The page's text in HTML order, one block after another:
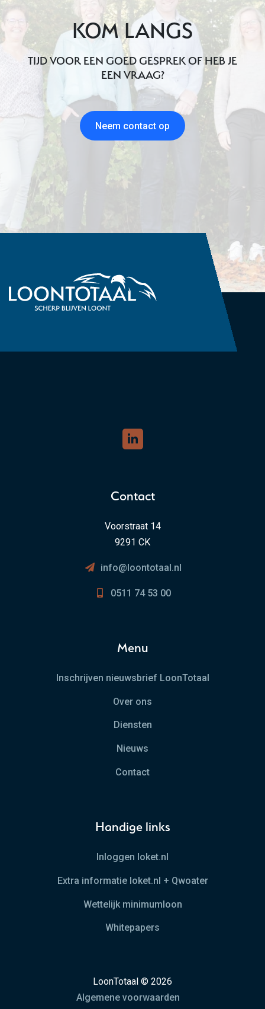
KOM LANGS
TIJD VOOR EEN GOED GESPREK OF HEB JE
EEN VRAAG?
Neem contact op
Contact
Voorstraat 14
9291 CK
info@loontotaal.nl
0511 74 53 00
Menu
Inschrijven nieuwsbrief LoonTotaal
Over ons
Diensten
Nieuws
Contact
Handige links
Inloggen loket.nl
Extra informatie loket.nl + Qwoater
Wettelijk minimumloon
Whitepapers
LoonTotaal © 2026
Algemene voorwaarden